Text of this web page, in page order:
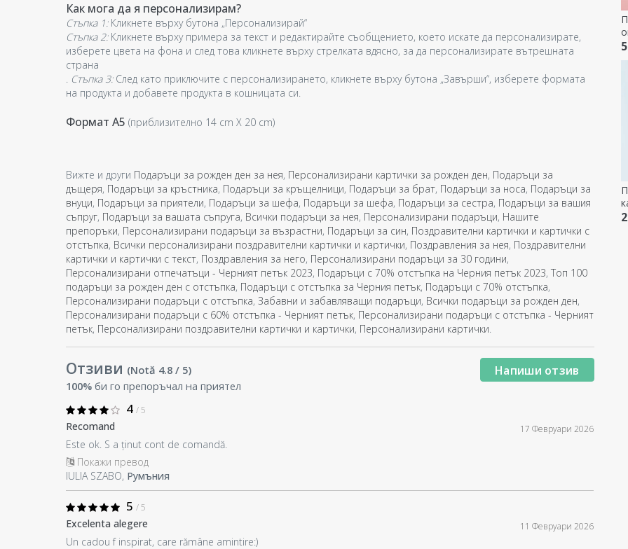
Как мога да я персонализирам?
Стъпка 1:Кликнете върху бутона „Персонализирай“
Стъпка 2:Кликнете върху примера за текст и редактирайте съобщението, което искате да персонализирате,
изберете цвета на фона и след това кликнете върху стрелката вдясно, за да персонализирате вътрешната
страна
. Стъпка 3:След като приключите с персонализирането, кликнете върху бутона „Завърши“, изберете формата
на продукта и добавете продукта в кошницата си.
Формат A5 (приблизително 14 cm X 20 cm)
Вижте и други Подаръци за рожден ден за нея, Персонализирани картички за рожден ден, Подаръци за
дъщеря, Подаръци за кръстника, Подаръци за кръщелници, Подаръци за брат, Подаръци за носа, Подаръци за
внуци, Подаръци за приятели, Подаръци за шефа, Подаръци за шефа, Подаръци за сестра, Подаръци за вашия
съпруг, Подаръци за вашата съпруга, Всички подаръци за нея, Персонализирани подаръци, Нашите
препоръки, Персонализирани подаръци за възрастни, Подаръци за син, Поздравителни картички и картички с
отстъпка, Всички персонализирани поздравителни картички и картички, Поздравления за нея, Поздравителни
картички и картички с текст, Поздравления за него, Персонализирани подаръци за 30 години,
Персонализирани отпечатъци - Черният петък 2023, Подаръци с 70% отстъпка на Черния петък 2023, Топ 100
подаръци за рожден ден с отстъпка, Подаръци с отстъпка за Черния петък, Подаръци с 70% отстъпка,
Персонализирани подаръци с отстъпка, Забавни и забавляващи подаръци, Всички подаръци за рожден ден,
Персонализирани подаръци с 60% отстъпка - Черният петък, Персонализирани подаръци с отстъпка - Черният
петък, Персонализирани поздравителни картички и картички, Персонализирани картички.
Отзиви (Notă 4.8 / 5)
100% би го препоръчал на приятел
Напиши отзив
4 / 5
Recomand 17 Февруари 2026
Este ok. S a ținut cont de comandă.
Покажи превод
IULIA SZABO, Румъния
5 / 5
Excelenta alegere 11 Февруари 2026
Un cadou f inspirat, care rămâne amintire:)